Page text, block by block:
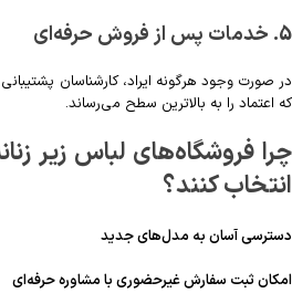
5. خدمات پس از فروش حرفه‌ای
در صورت وجود هرگونه ایراد، کارشناسان
که اعتماد را به بالاترین سطح می‌رساند.
چرا فروشگاه‌های لباس زیر
انتخاب کنند؟
دسترسی آسان به مدل‌های جدید
امکان ثبت سفارش غیرحضوری با مشاوره حرفه‌ای